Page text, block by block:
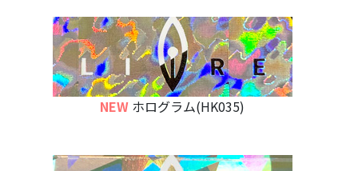
NEW ホログラム(HK035)